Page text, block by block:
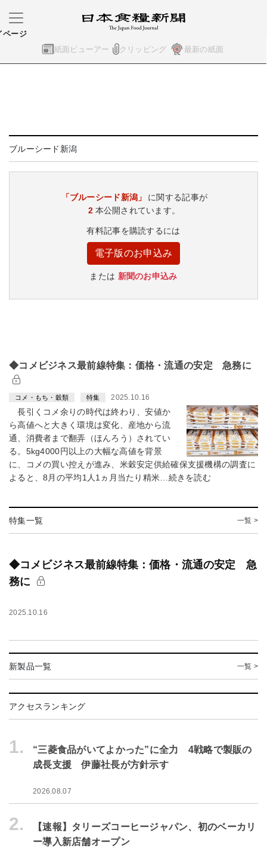
紙面ビューアー クリッピング 最新の紙面
ページ
ブルーシード新潟
「ブルーシード新潟」
に関する記事が
2 本公開されています。
有料記事を購読するには
電子版のお申込み
または 新聞のお申込み
◆コメビジネス最前線特集：価格・流通の安定 急務に
コメ・もち・穀類 特集 2025.10.16
長引くコメ余りの時代は終わり、安値か
ら高値へと大きく環境は変化、産地から流
通、消費者まで翻弄（ほんろう）されてい
る。5kg4000円以上の大幅な高値を背景
に、コメの買い控えが進み、米穀安定供給確保支援機構の調査に
よると、8月の平均1人1ヵ月当たり精米…続きを読む
特集一覧 一覧 >
◆コメビジネス最前線特集：価格・流通の安定 急
務に
2025.10.16
新製品一覧 一覧 >
アクセスランキング
1.
“三菱食品がいてよかった”に全力 4戦略で製販の
成長支援 伊藤社長が方針示す
2026.08.07
2.
【速報】タリーズコーヒージャパン、初のベーカリ
ー導入新店舗オープン